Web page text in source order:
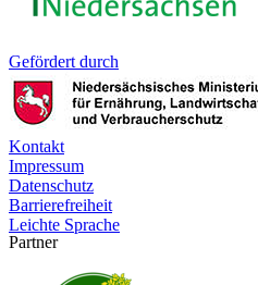
Gefördert durch
Kontakt
Impressum
Datenschutz
Barrierefreiheit
Leichte Sprache
Partner